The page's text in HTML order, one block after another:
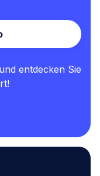
und entdecken Sie